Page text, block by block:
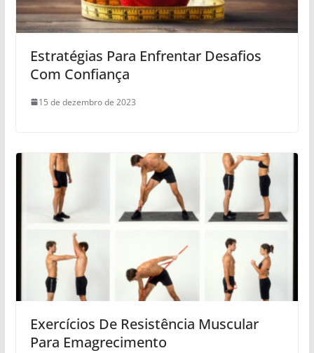
Estratégias Para Enfrentar Desafios
Com Confiança
15 de dezembro de 2023
Exercícios De Resistência Muscular
Para Emagrecimento